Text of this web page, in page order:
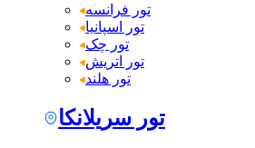
تور فرانسه
تور اسپانیا
تور چک
تور اتریش
تور هلند
تور سریلانکا